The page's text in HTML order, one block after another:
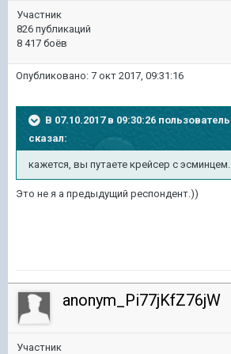
Участник
826 публикаций
8 417 боёв
Опубликовано: 7 окт 2017, 09:31:16
В 07.10.2017 в 09:30:26 пользователь
сказал:
кажется, вы путаете крейсер с эсминцем.
Это не я а предыдущий респондент.))
anonym_Pi77jKfZ76jW
Участник